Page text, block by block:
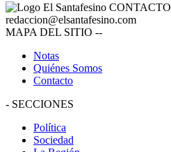
CONTACTO
redaccion@elsantafesino.com
MAPA DEL SITIO --
Notas
Quiénes Somos
Contacto
- SECCIONES
Política
Sociedad